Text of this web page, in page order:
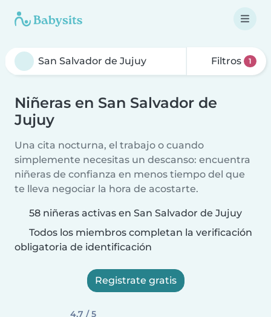
Filtros 1
Niñeras en San Salvador de
Jujuy
Una cita nocturna, el trabajo o cuando
simplemente necesitas un descanso: encuentra
niñeras de confianza en menos tiempo del que
te lleva negociar la hora de acostarte.
58 niñeras activas en San Salvador de Jujuy
Todos los miembros completan la verificación
obligatoria de identificación
Registrate gratis
4,7 / 5